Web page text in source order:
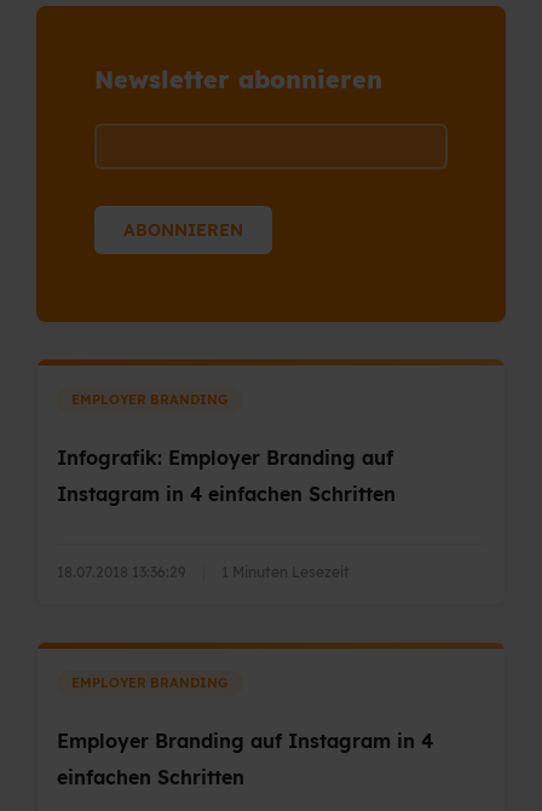
Newsletter abonnieren
EMPLOYER BRANDING
Infografik: Employer Branding auf
Instagram in 4 einfachen Schritten
18.07.2018 13:36:29 1 Minuten Lesezeit
EMPLOYER BRANDING
Employer Branding auf Instagram in 4
einfachen Schritten